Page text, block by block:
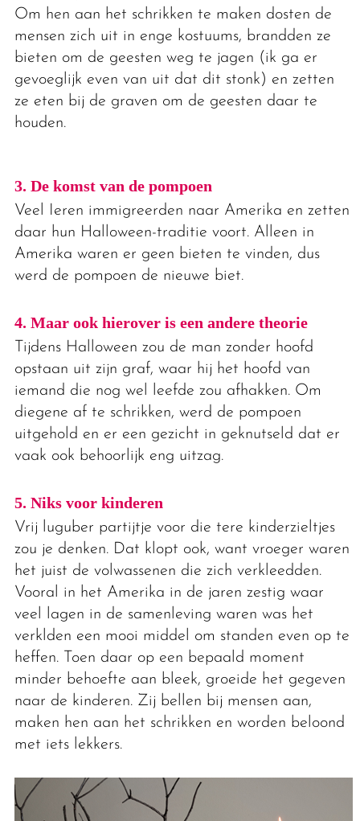
Om hen aan het schrikken te maken dosten de
mensen zich uit in enge kostuums, brandden ze
bieten om de geesten weg te jagen (ik ga er
gevoeglijk even van uit dat dit stonk) en zetten
ze eten bij de graven om de geesten daar te
houden.
3. De komst van de pompoen
Veel Ieren immigreerden naar Amerika en zetten
daar hun Halloween-traditie voort. Alleen in
Amerika waren er geen bieten te vinden, dus
werd de pompoen de nieuwe biet.
4. Maar ook hierover is een andere theorie
Tijdens Halloween zou de man zonder hoofd
opstaan uit zijn graf, waar hij het hoofd van
iemand die nog wel leefde zou afhakken. Om
diegene af te schrikken, werd de pompoen
uitgehold en er een gezicht in geknutseld dat er
vaak ook behoorlijk eng uitzag.
5. Niks voor kinderen
Vrij luguber partijtje voor die tere kinderzieltjes
zou je denken. Dat klopt ook, want vroeger waren
het juist de volwassenen die zich verkleedden.
Vooral in het Amerika in de jaren zestig waar
veel lagen in de samenleving waren was het
verklden een mooi middel om standen even op te
heffen. Toen daar op een bepaald moment
minder behoefte aan bleek, groeide het gegeven
naar de kinderen. Zij bellen bij mensen aan,
maken hen aan het schrikken en worden beloond
met iets lekkers.